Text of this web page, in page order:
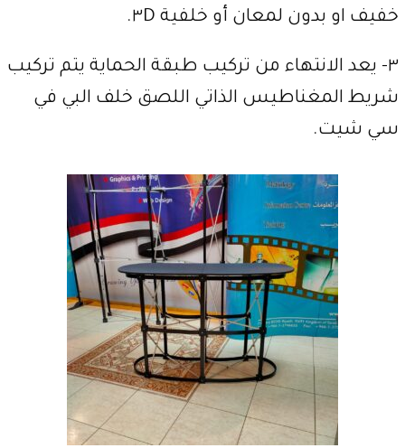
خفيف او بدون لمعان أو خلفية ٣D.
٣- يعد الانتهاء من تركيب طبقة الحماية يتم تركيب
شريط المغناطيس الذاتي اللصق خلف البي في
سي شيت.